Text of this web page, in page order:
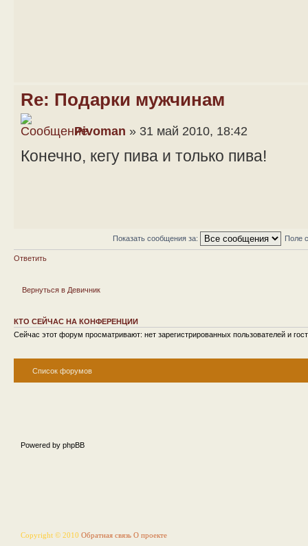
Re: Подарки мужчинам
Pivoman » 31 май 2010, 18:42
Конечно, кегу пива и только пива!
Показать сообщения за: Поле
Ответить
Вернуться в Девичник
КТО СЕЙЧАС НА КОНФЕРЕНЦИИ
Сейчас этот форум просматривают: нет зарегистрированных пользователей и
Список форумов
Powered by phpBB
Copyright © 2010 Обратная связь О проекте